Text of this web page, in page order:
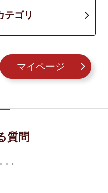
テゴリ
マイページ
質問